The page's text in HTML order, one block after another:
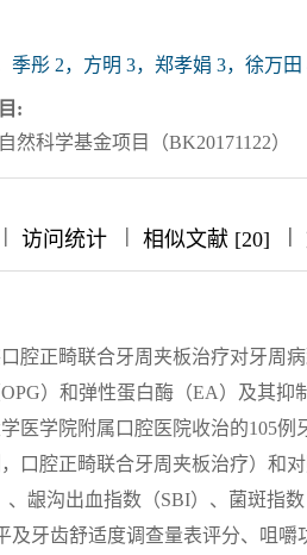
季彤 2，方明 3，郑孝娟 3，徐万
:
然科学基金项目（BK20171122）
|| 访问统计 || 相似文献 [20] |||
腔正畸联合牙周夹板治疗对牙周
）和弹性蛋白酶（EA）及其抑
医学院附属口腔医院收治的105
口腔正畸联合牙周夹板治疗）和
、龈沟出血指数（SBI）、菌斑指
及牙齿舒适度调查量表评分、咀